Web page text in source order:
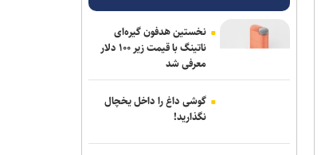
نخستین هدفون گیره‌ای
ناتینگ با قیمت زیر ۱۰۰ دلار
معرفی شد
گوشی داغ را داخل یخچال
نگذارید!